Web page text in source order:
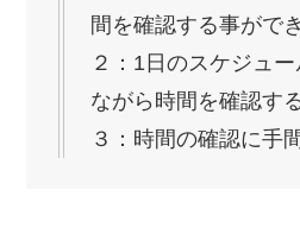
間を確認する事がで
２：1日のスケジュ
ながら時間を確認す
３：時間の確認に手